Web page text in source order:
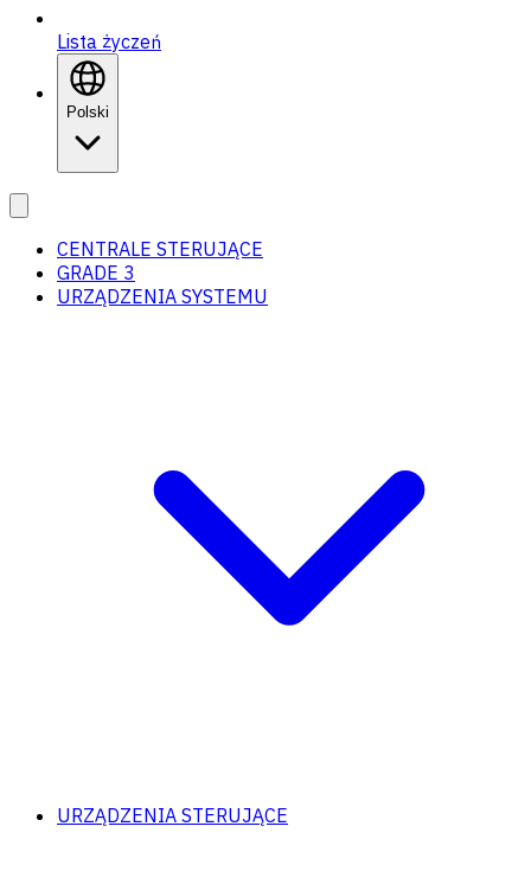
Lista życzeń
Polski
CENTRALE STERUJĄCE
GRADE 3
URZĄDZENIA SYSTEMU
URZĄDZENIA STERUJĄCE